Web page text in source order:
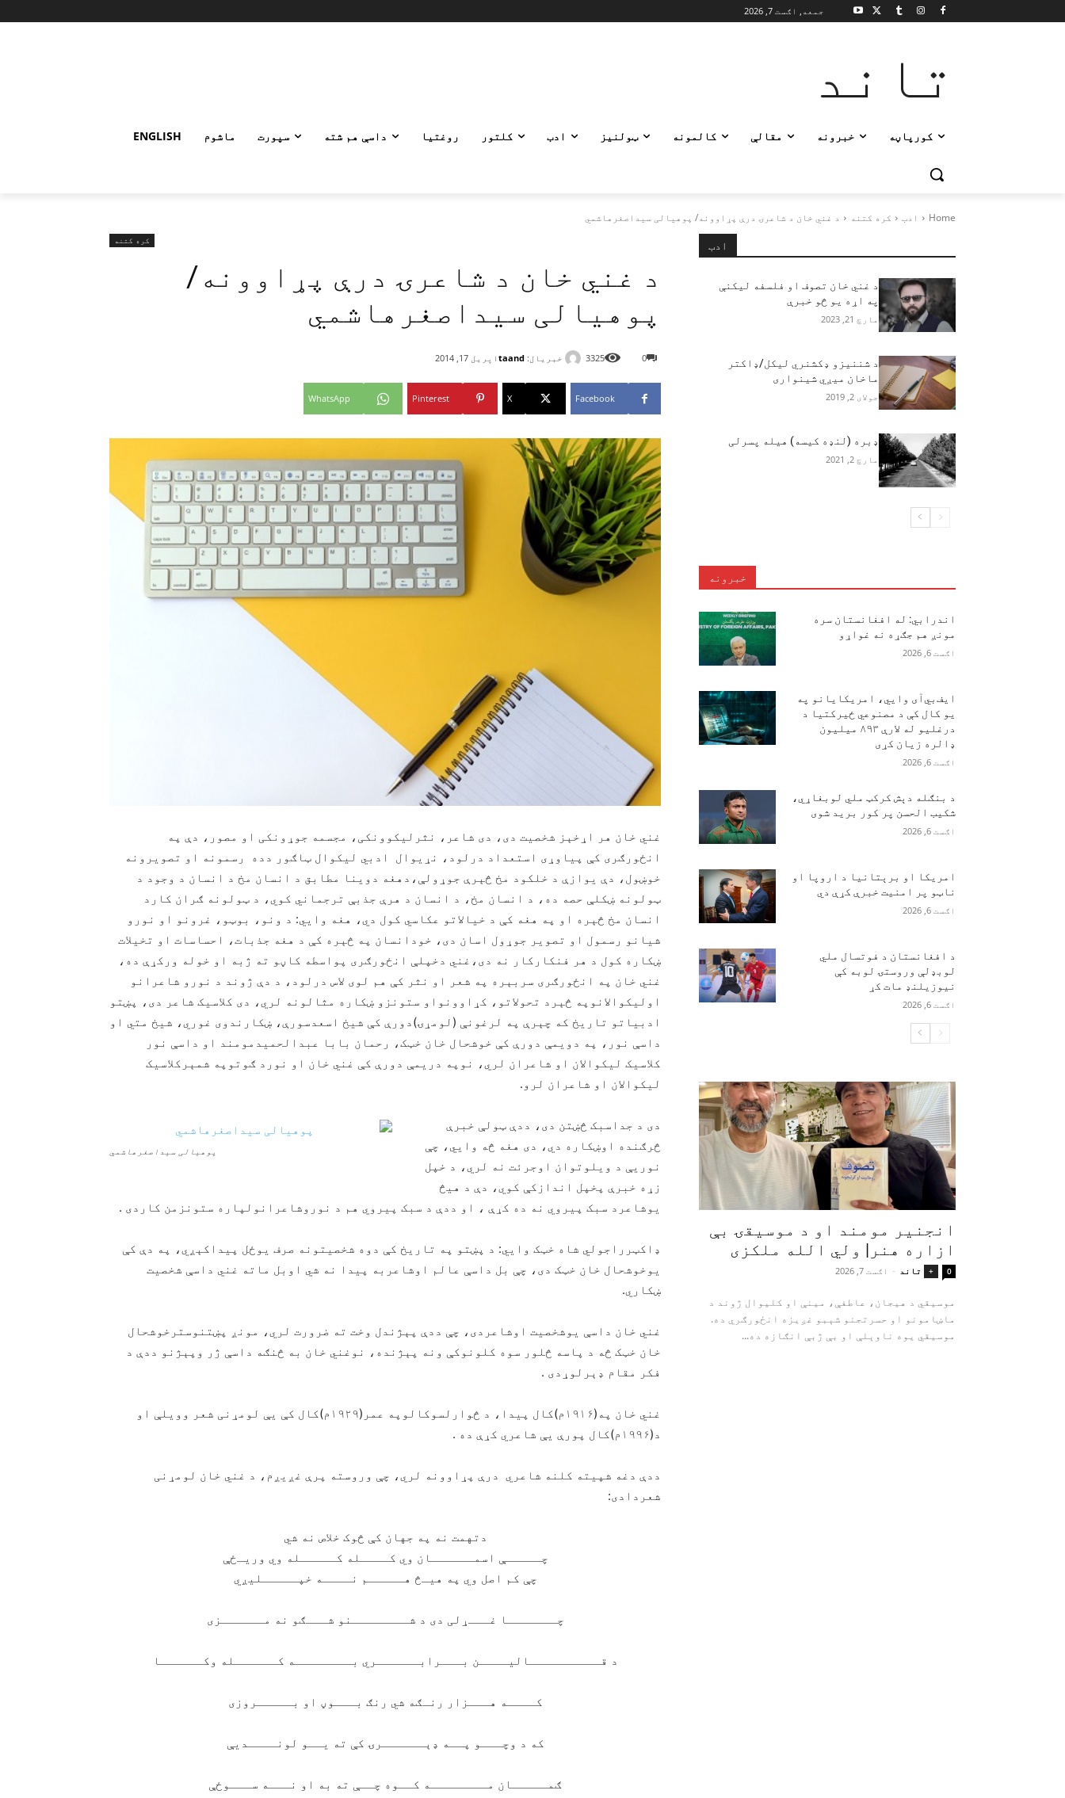
جمعه, اګست 7, 2026
تاند
کورپاڼه خبرونه مقالې کالمونه ټولنیز ادب کلتور روغتیا داسې هم شته سپورت ماشوم ENGLISH
Home ادب کره کتنه د غني خان د شاعرۍ درې پړاوونه/ پوهيالی سيداصغرهاشمي
کره کتنه
د غني خان د شاعرۍ درې پړاوونه/
پوهيالی سيداصغرهاشمي
خبریال: taand اپریل 17, 2014 0
3325
Facebook
X
Pinterest
WhatsApp
غني خان هر اړخېز شخصیت دی، دی شاعر، نثرلیکوونکی، مجسمه جوړونکی او مصور، دې په
انځورګری کې پیاوړی استعداد درلود، نړیوال ادبي لیکوال ټاګور دده رسمونه او تصویرونه
خوښول، دې یوازې د خلکود مخ څېرې جوړولې،دهغه دوینا مطابق د انسان مخ د انسان د وجود د
ټولونه ښکلې حصه ده، د انسان مخ، د انسان د هرې جذبې ترجماني کوي، د ټولونه ګران کارد
انسان مخ څېره او په هغه کې د خیالاتو عکاسي کول دي، هغه وایي: د ونو، بوټو، غرونو او نورو
شیانو رسمول او تصویر جوړول اسان دی، خودانسان په څېره کې د هغه جذبات، احساسات او تخیلات
ښکاره کول د هر فنکارکار نه دی،غني دخپلې انځورګری پواسطه کاڼو ته ژبه او خوله ورکړې ده،
غني خان په انځورګری سربېره په شعر او نثر کې هم لوی لاس درلود، د دې ژوند د نورو شاعرانو
اولیکوالانوپه څېرد تحولاتو، کړاوونواو ستونزو ښکاره مثالونه لري، دی کلاسیک شاعر دی، پښتو
ادبیاتو تاریخ که چېرې په لرغونې (لومړۍ)دورې کې شیخ اسعدسورې، ښکارندوی غوري، شیخ متي او
داسې نور، په دویمې دورې کې خوشحال خان خټک، رحمان بابا عبدالحمیدمومند او داسې نور
کلاسیک لیکوالان او شاعران لري، نوپه دریمې دورې کې غني خان او نورد ګوتوپه شمېرکلاسیک
لیکوالان او شاعران لرو.
پوهيالی سيداصغرهاشمي
دی د جداسبک څښتن دی، ددې ټولې خبرې
څرګنده اوښکاره دي، دی هغه څه وایي، چې
نوریې د ویلوتوان اوجرئت نه لري، د خپل
زړه خبرې پخپل اندازکې کوي، دې د هیڅ
یوشاعرد سبک پیروي نه ده کړې ، او ددې د سبک پیروي هم د نوروشاعرانولپاره ستونزمن کاردی .
ډاکټرراجولي شاه خټک وایي: د پښتو په تاریخ کې دوه شخصیتونه صرف یوځل پيداکېږي، په دې کې
یوخوشحال خان خټک دی، چې بل داسې عالم اوشاعربه پيدا نه شي اوبل ماته غني داسې شخصیت
ښکاري.
غني خان داسې یوشخصیت اوشاعردی، چې ددې پېژندل وخت ته ضرورت لري، مونږ پښتنوسترخوشحال
خان خټک څه د پاسه څلور سوه کلونوکې ونه پېژنده، نوغني خان به څنګه داسې ژر وپېژنو ددې د
فکر مقام ډېرلوړدی .
غني خان په(۱۹۱۶م)کال پیدا، د څوارلسوکالوپه عمر(۱۹۲۹م)کال کې یې لومړنی شعر وویلې او
د(۱۹۹۶م)کال پورې یې شاعري کړې ده .
ددې دغه شپیته کلنه شاعري درې پړاوونه لري، چې وروسته پرې غږیږم، د غني خان لومړنی
شعردادی:
دتهمت نه په جهان کې څوک خلاص نه شي
چـــــې اسمــــــان وي کــــله کـــــله وي وریـځې
چې کم اصل وي په هیـڅ هـــــم نــــه خپـــــلیږي
چـــــــا غـــړلی دی د شــــــــنو شـــګو نه مــــــزی
د قــــــــــالیــــن بـــرابــــــري بــــــــه کــــــله وکــــــا
کــــه هـــزار رنـګه شي رنګ بـــوڼ او بـــــروزی
که د وچـــو پــه ډېــــــرۍ کې ته یــو لونــــدیې
ګمـــــان مــــــــه کــوه چــې ته به او نـــه ســـوځې
ادب
د غني خان تصوف او فلسفه لیکنې
په اړه یو څو خبرې
مارچ 21, 2023
د شننيزو ډکشنري ليکل/ډاکتر
ماخان ميږي شینواری
جولای 2, 2019
ډبره (لنډه کیسه) هیله پسرلی
مارچ 2, 2021
خبرونه
اندرابي: له افغانستان سره
مونږ هم جګړه نه غواړو
اګست 6, 2026
ایف‌بي‌آی وايي، امریکایانو په
یو کال کې د مصنوعي ځیرکتیا د
درغلیو له لارې ۸۹۳ میلیون
ډالره زیان کړی
اګست 6, 2026
د بنګله دېش کرکټ ملي لوبغاړي،
شکیب الحسن پر کور برید شوی
اګست 6, 2026
امریکا او برېتانیا د اروپا او
ناټو پر امنیت خبرې کړې دي
اګست 6, 2026
د افغانستان د فوتسال ملي
لوبډلې وروستۍ لوبه کې
نیوزیلنډ مات کړ
اګست 6, 2026
انجنیر مومند او د موسیقۍ بې‌
ازاره هنر| ولي الله ملکزی
+ تاند - اګست 7, 2026 0
موسیقي د هیجان، عاطفې، مینې او کلیوال ژوند د
ماښامونو او حسرتجنو شېبو غږیزه انځورګري ده.
موسیقي یوه ناوېلې او بې‌ ژبې انګازه ده...